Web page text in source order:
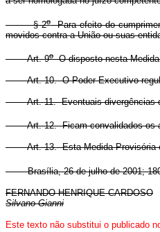
§ 2oPara efeito do
movidos contra a União ou suas
Art. 9oO disposto nesta Medida
Art. 10. O Poder Executivo
Art. 11. Eventuais divergências
Art. 12. Ficam convalidados os
Art. 13. Esta Medida Provisória
Brasília, 26 de julho de 2001;
FERNANDO HENRIQUE CARDOSO
Silvano Gianni
Este texto não substitui o publicado